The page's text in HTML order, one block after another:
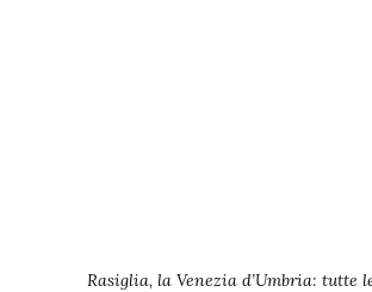
Rasiglia, la Venezia d’Umbria: tutte